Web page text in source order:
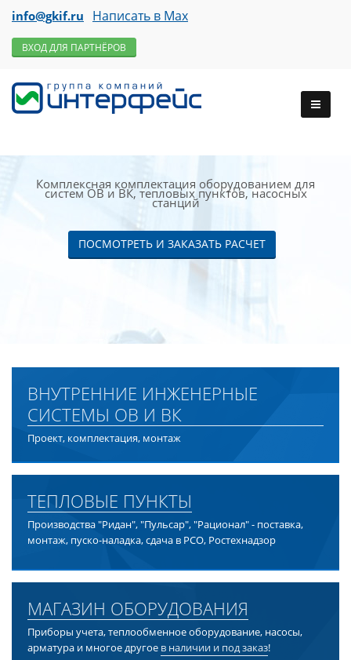
info@gkif.ru Написать в Max
ВХОД ДЛЯ ПАРТНЁРОВ
Комплексная комплектация оборудованием для
систем ОВ и ВК, тепловых пунктов, насосных
станций
ПОСМОТРЕТЬ И ЗАКАЗАТЬ РАСЧЕТ
ВНУТРЕННИЕ ИНЖЕНЕРНЫЕ
СИСТЕМЫ ОВ И ВК
Проект, комплектация, монтаж
ТЕПЛОВЫЕ ПУНКТЫ
Производства "Ридан", "Пульсар", "Рационал" - поставка,
монтаж, пуско-наладка, сдача в РСО, Ростехнадзор
МАГАЗИН ОБОРУДОВАНИЯ
Приборы учета, теплообменное оборудование, насосы,
арматура и многое другое в наличии и под заказ!